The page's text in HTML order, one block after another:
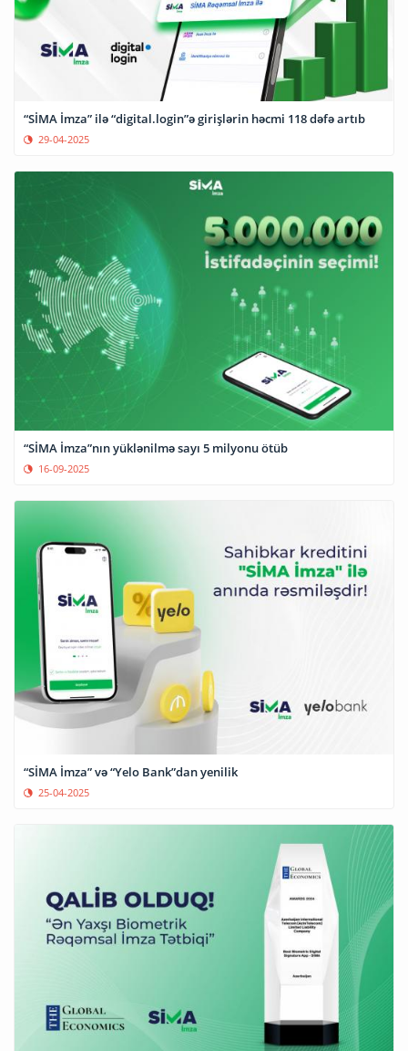
“SİMA İmza” ilə “digital.login”ə girişlərin həcmi 118 dəfə artıb
29-04-2025
“SİMA İmza”nın yüklənilmə sayı 5 milyonu ötüb
16-09-2025
“SİMA İmza” və “Yelo Bank”dan yenilik
25-04-2025